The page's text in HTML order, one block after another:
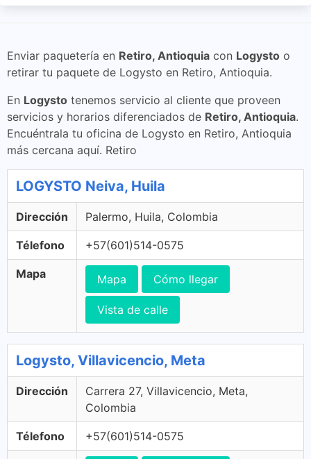
Enviar paquetería en Retiro, Antioquia con Logysto o
retirar tu paquete de Logysto en Retiro, Antioquia.
En Logysto tenemos servicio al cliente que proveen
servicios y horarios diferenciados de Retiro, Antioquia.
Encuéntrala tu oficina de Logysto en Retiro, Antioquia
más cercana aquí. Retiro
LOGYSTO Neiva, Huila
Dirección Palermo, Huila, Colombia
Télefono +57(601)514-0575
Mapa Mapa Cómo llegar
Vista de calle
Logysto, Villavicencio, Meta
Dirección
Carrera 27, Villavicencio, Meta,
Colombia
Télefono +57(601)514-0575